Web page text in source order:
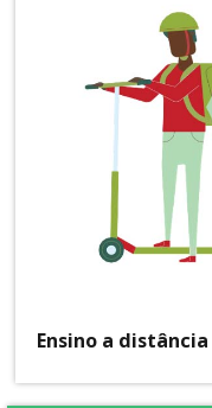
Ensino a distância